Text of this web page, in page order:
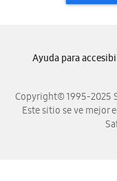
Copyright© 1995-2025
Este sitio se ve mejor
Ayuda para